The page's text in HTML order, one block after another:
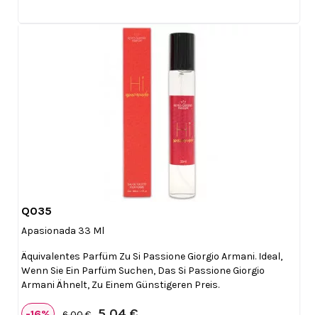
Q035
Apasionada 33 Ml
Äquivalentes Parfüm Zu Si Passione Giorgio Armani. Ideal,
Wenn Sie Ein Parfüm Suchen, Das Si Passione Giorgio
Armani Ähnelt, Zu Einem Günstigeren Preis.